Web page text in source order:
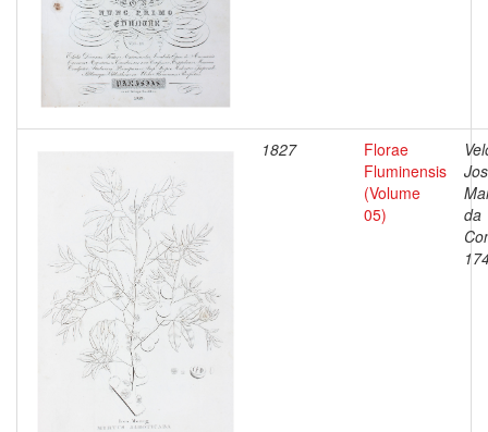
1827
Florae
Fluminensis
(Volume
05)
da